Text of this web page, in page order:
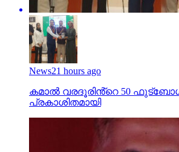
News21 hours ago
കമാൽ വരദൂരിൻ്റെ 50
പ്രകാശിതമായി